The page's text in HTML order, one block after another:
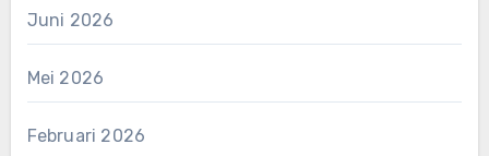
Juni 2026
Mei 2026
Februari 2026